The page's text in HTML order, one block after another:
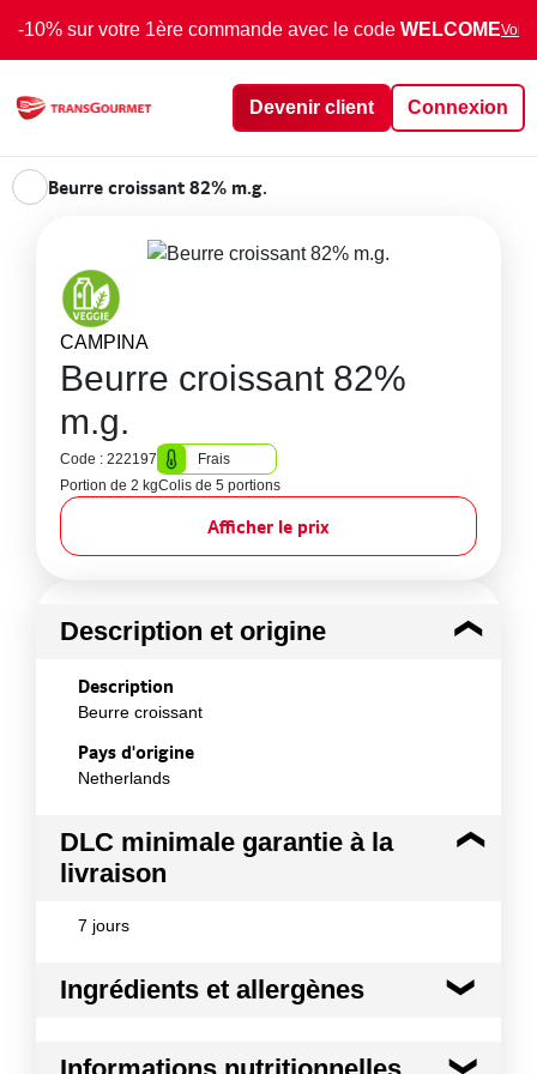
-10% sur votre 1ère commande avec le code WELCOMEVoir
Devenir client Connexion
Beurre croissant 82% m.g.
CAMPINA
Beurre croissant 82%
m.g.
Code : 222197
Frais
Portion de 2 kgColis de 5 portions
Afficher le prix
Description et origine
Description
Beurre croissant
Pays d'origine
Netherlands
DLC minimale garantie à la
livraison
7 jours
Ingrédients et allergènes